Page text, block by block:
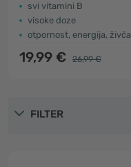
svi vitamini B
visoke doze
otpornost, energija, živčani sustav
19,99 € 26,99 €
FILTER